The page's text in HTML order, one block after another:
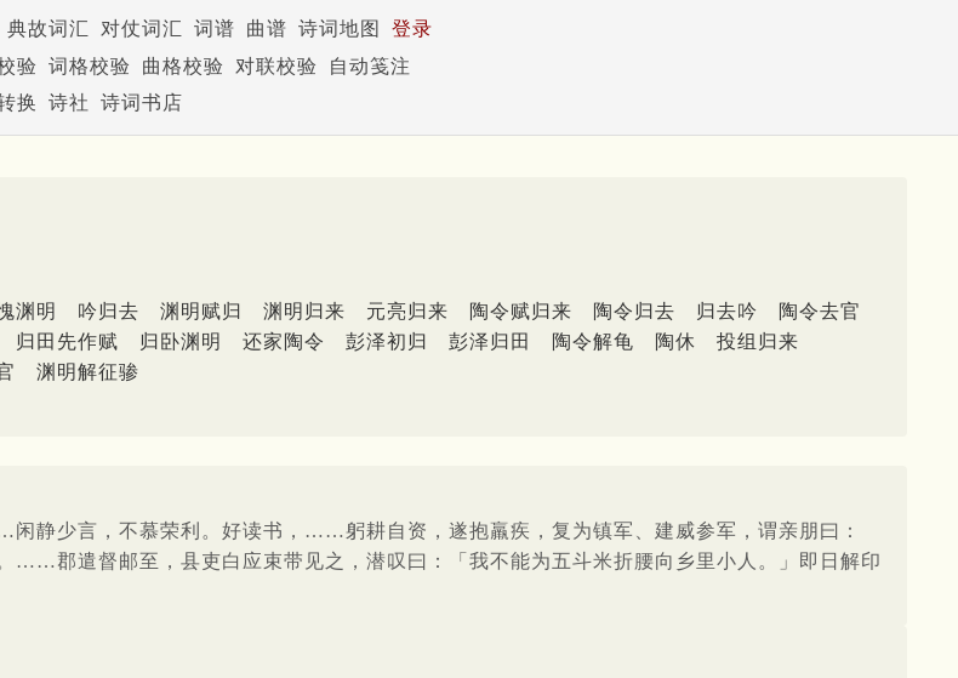
典故词汇 对仗词汇 词谱 曲谱 诗词地图
登录
验 词格校验 曲格校验 对联校验
自动笺注
换 诗社 诗词书店
渊明 吟归去 渊明赋归 渊明归来 元亮归来 陶令赋归来 陶令归去 归去吟
陶令去官
归田先作赋 归卧渊明 还家陶令 彭泽初归 彭泽归田 陶令解龟 陶休
投组归来
渊明解征骖
静少言，不慕荣利。好读书，……躬耕自资，遂抱羸疾，复为镇军、建威参军，谓亲朋曰：
……郡遣督邮至，县吏白应束带见之，潜叹曰：「我不能为五斗米折腰向乡里小人。」即日解印